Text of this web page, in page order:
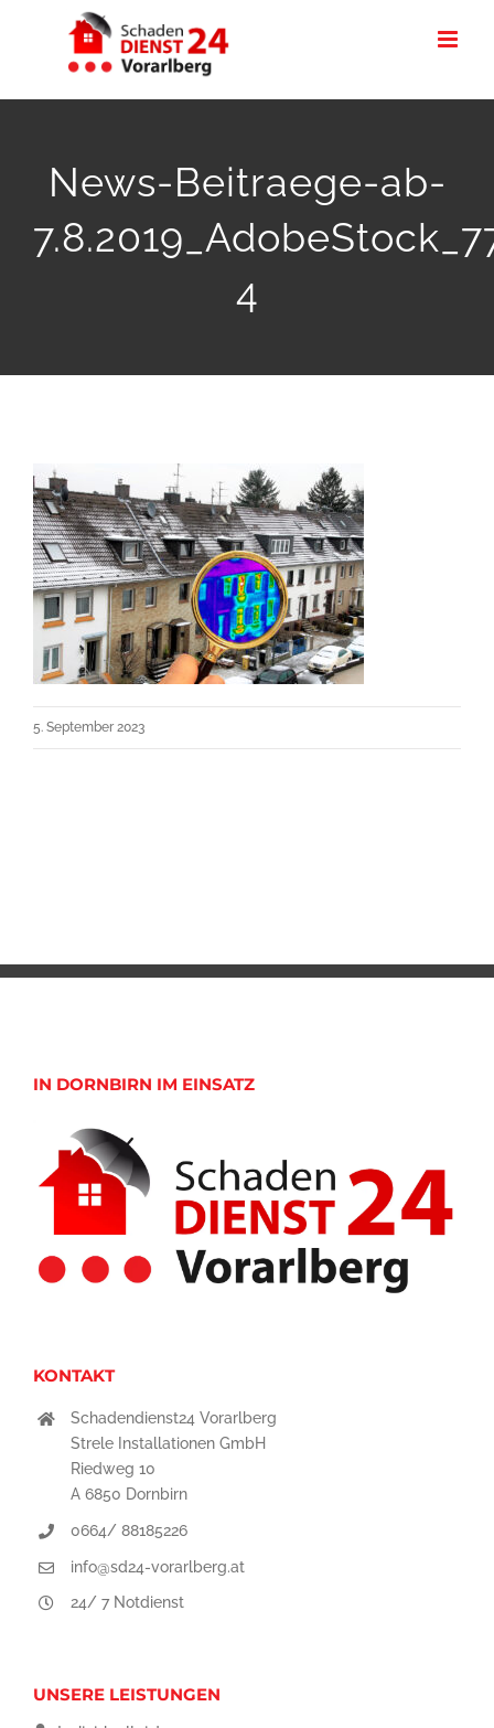
News-Beitraege-ab-
4
5. September 2023
IN DORNBIRN IM EINSATZ
KONTAKT
Schadendienst24 Vorarlberg
Strele Installationen GmbH
Riedweg 10
A 6850 Dornbirn
0664/ 88185226
info@sd24-vorarlberg.at
24/ 7 Notdienst
UNSERE LEISTUNGEN